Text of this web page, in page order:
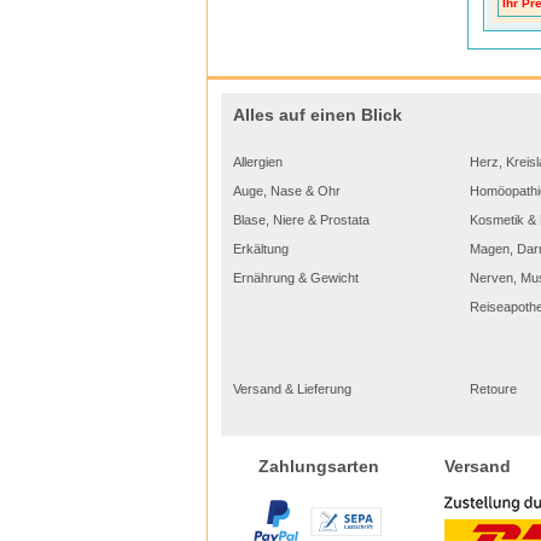
dem
Ihr
Alles auf einen Blick
Allergien
Auge, Nase & Ohr
Blase, Niere & Prostata
Erkältung
Ernährung & Gewicht
Herz,
Kosmetik &
Magen,
Nerven,
Versand & Lieferung Retoure
Zahlungsarten Versand